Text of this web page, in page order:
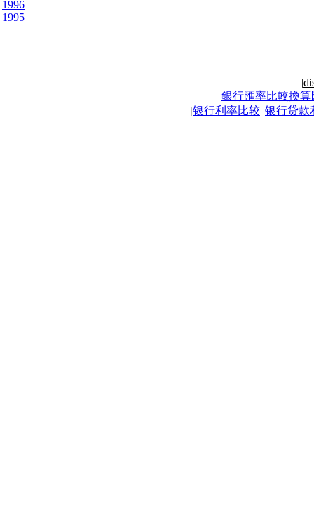
1996
1995
|
銀行匯率比較換算
|银行利率比较 |银行贷款